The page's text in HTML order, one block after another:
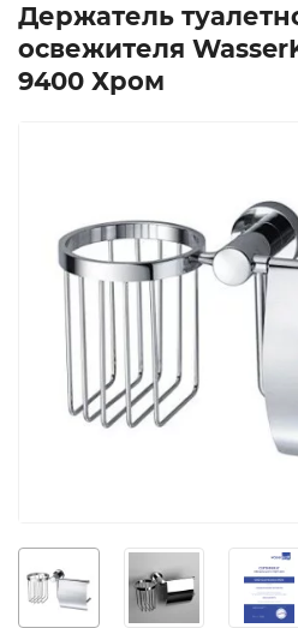
Держатель
освежителя
9400 Хром